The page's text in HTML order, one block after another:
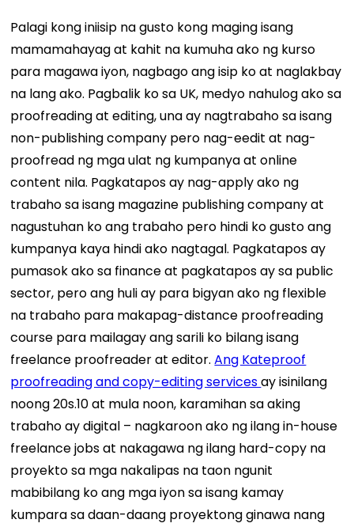
Palagi kong iniisip na gusto kong maging isang
mamamahayag at kahit na kumuha ako ng kurso
para magawa iyon, nagbago ang isip ko at naglakbay
na lang ako. Pagbalik ko sa UK, medyo nahulog ako sa
proofreading at editing, una ay nagtrabaho sa isang
non-publishing company pero nag-eedit at nag-
proofread ng mga ulat ng kumpanya at online
content nila. Pagkatapos ay nag-apply ako ng
trabaho sa isang magazine publishing company at
nagustuhan ko ang trabaho pero hindi ko gusto ang
kumpanya kaya hindi ako nagtagal. Pagkatapos ay
pumasok ako sa finance at pagkatapos ay sa public
sector, pero ang huli ay para bigyan ako ng flexible
na trabaho para makapag-distance proofreading
course para mailagay ang sarili ko bilang isang
freelance proofreader at editor.Ang Kateproof
proofreading and copy-editing servicesay isinilang
noong 20s.10 at mula noon, karamihan sa aking
trabaho ay digital – nagkaroon ako ng ilang in-house
freelance jobs at nakagawa ng ilang hard-copy na
proyekto sa mga nakalipas na taon ngunit
mabibilang ko ang mga iyon sa isang kamay
kumpara sa daan-daang proyektong ginawa nang